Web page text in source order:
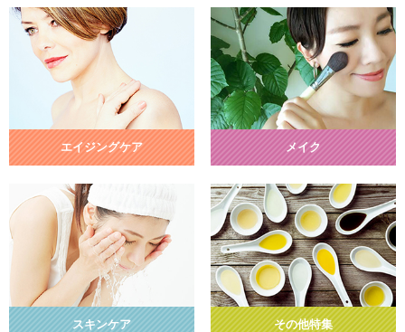
エイジングケア メイク
スキンケア その他特集